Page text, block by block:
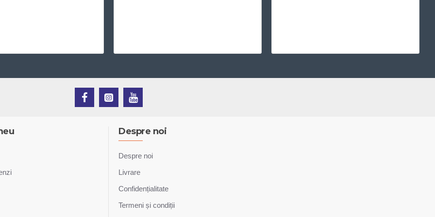
Despre noi
Despre noi
Livrare
Confidențialitate
Termeni și condiții